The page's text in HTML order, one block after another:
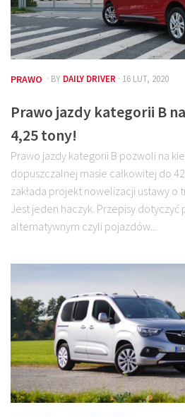
PRAWO · BY DAILY DRIVER · 16 LUT, 2020
Prawo jazdy kategorii B
4,25 tony!
Prawo jazdy kategorii B pozwoli na
dopuszczalnej masie całkowitej do
zakłada projekt nowelizacji ustawy o
Jest jeden haczyk. Przepisy
alternatywnym czyli pojazdów...